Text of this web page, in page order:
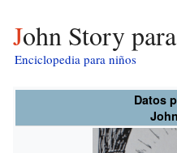
John Story
Enciclopedia para niños
Datos